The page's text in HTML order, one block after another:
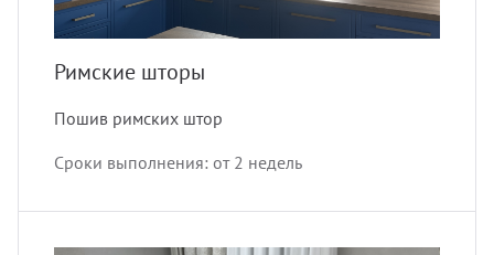
Римские шторы
Пошив римских штор
Сроки выполнения: от 2 недель